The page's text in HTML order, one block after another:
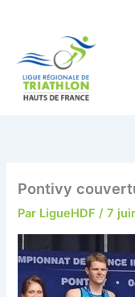
Pontivy
Par LigueHDF/7